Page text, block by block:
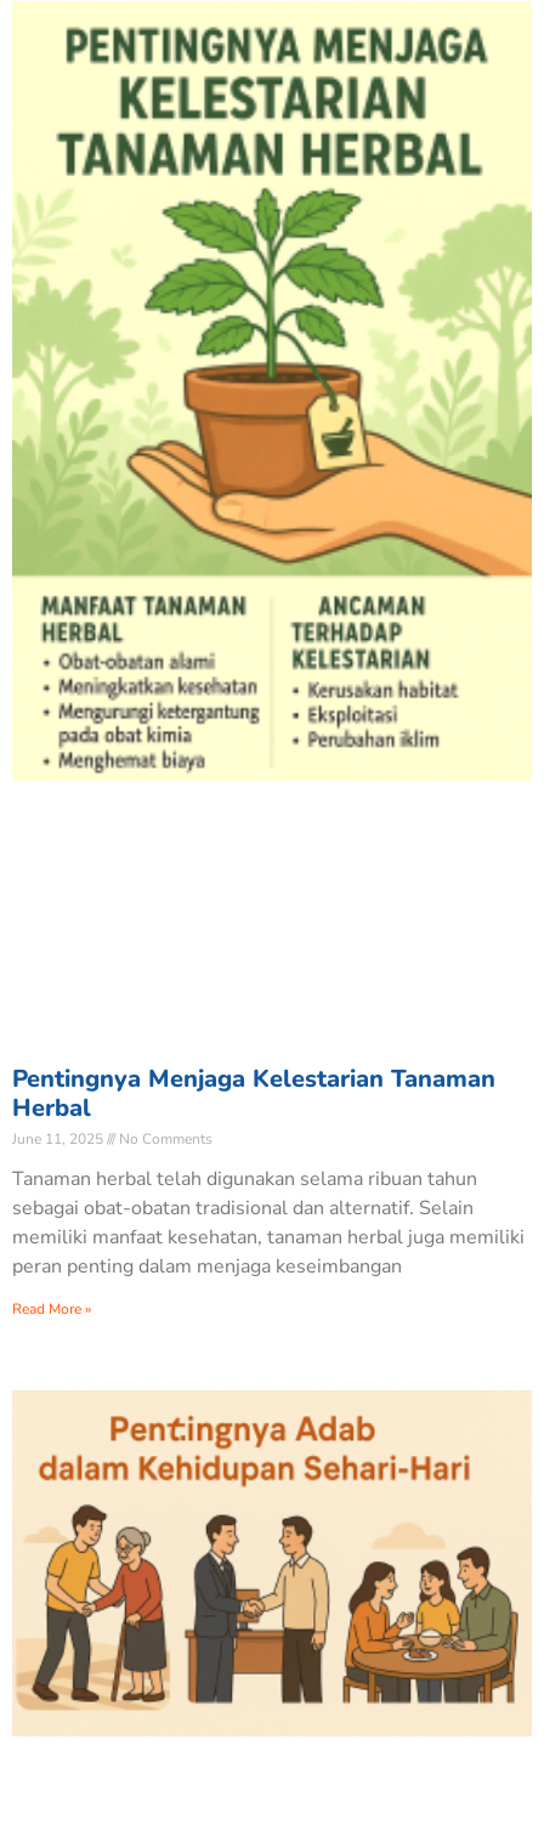
Pentingnya Menjaga Kelestarian Tanaman
Herbal
June 11, 2025 No Comments
Tanaman herbal telah digunakan selama ribuan tahun
sebagai obat-obatan tradisional dan alternatif. Selain
memiliki manfaat kesehatan, tanaman herbal juga memiliki
peran penting dalam menjaga keseimbangan
Read More »